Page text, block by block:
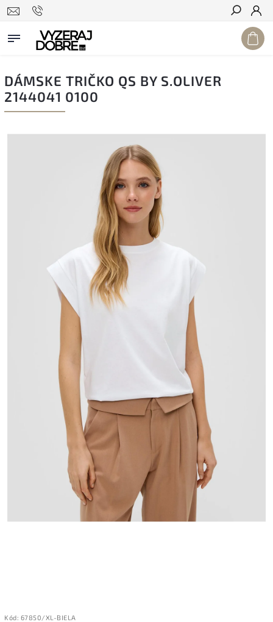
Hľadať
DÁMSKE TRIČKO QS BY S.OLIVER
2144041 0100
Kód: 67850/XL-BIELA